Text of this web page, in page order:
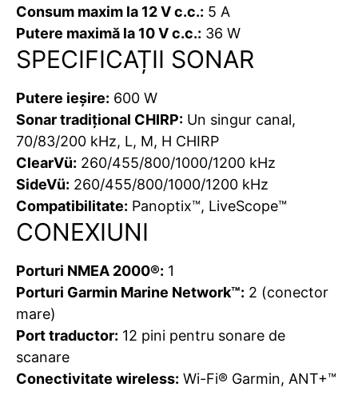
Consum maxim la 12 V c.c.: 5 A
Putere maximă la 10 V c.c.: 36 W
SPECIFICAȚII SONAR
Putere ieșire: 600 W
Sonar tradițional CHIRP: Un singur canal,
70/83/200 kHz, L, M, H CHIRP
ClearVü: 260/455/800/1000/1200 kHz
SideVü: 260/455/800/1000/1200 kHz
Compatibilitate: Panoptix™, LiveScope™
CONEXIUNI
Porturi NMEA 2000®: 1
Porturi Garmin Marine Network™: 2 (conector
mare)
Port traductor: 12 pini pentru sonare de
scanare
Conectivitate wireless: Wi-Fi® Garmin, ANT+™